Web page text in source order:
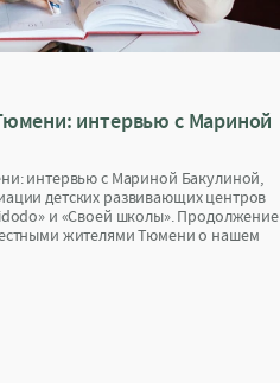
интервью с Мариной
интервью с Мариной Бакулиной,
детских развивающих центров
и «Своей школы». Продолжение
жителями Тюмени о нашем